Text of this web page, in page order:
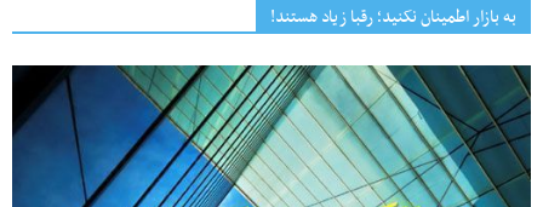
به بازار اطمینان نکنید؛ رقبا زیاد هستند!